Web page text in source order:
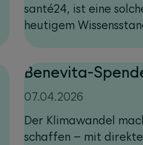
santé24, ist eine
heutigem
Benevita-
07.04.2026
Der Klimawandel
schaffen – mit